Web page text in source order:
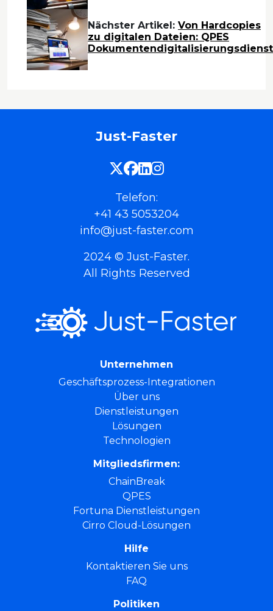
Nächster Artikel: Von Hardcopies
zu digitalen Dateien: QPES
Dokumentendigitalisierungsdienst
Just-Faster
Telefon:
+41 43 5053204
info@just-faster.com
2024 © Just-Faster.
All Rights Reserved
Unternehmen
Geschäftsprozess-Integrationen
Über uns
Dienstleistungen
Lösungen
Technologien
Mitgliedsfirmen:
ChainBreak
QPES
Fortuna Dienstleistungen
Cirro Cloud-Lösungen
Hilfe
Kontaktieren Sie uns
FAQ
Politiken